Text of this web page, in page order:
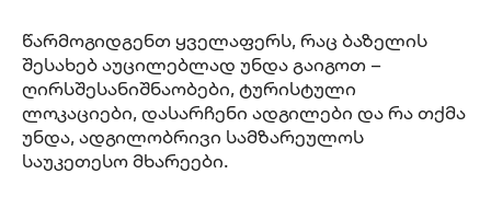
წარმოგიდგენთ ყველაფერს, რაც ბაზელის
შესახებ აუცილებლად უნდა გაიგოთ –
ღირსშესანიშნაობები, ტურისტული
ლოკაციები, დასარჩენი ადგილები და რა თქმა
უნდა, ადგილობრივი სამზარეულოს
საუკეთესო მხარეები.